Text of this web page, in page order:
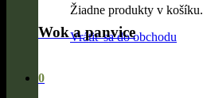
Žiadne produkty v košíku.
Vrátiť sa do obchodu
0
Wok a panvice